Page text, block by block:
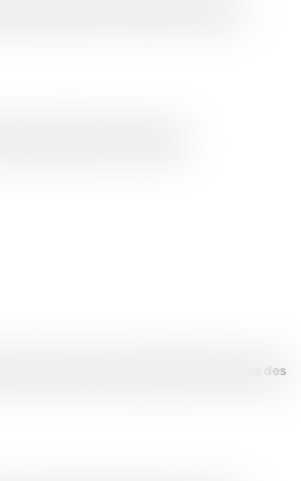
est réalisé en utilisant les derniers
des délais et du budget.
des services préventifs ainsi que des